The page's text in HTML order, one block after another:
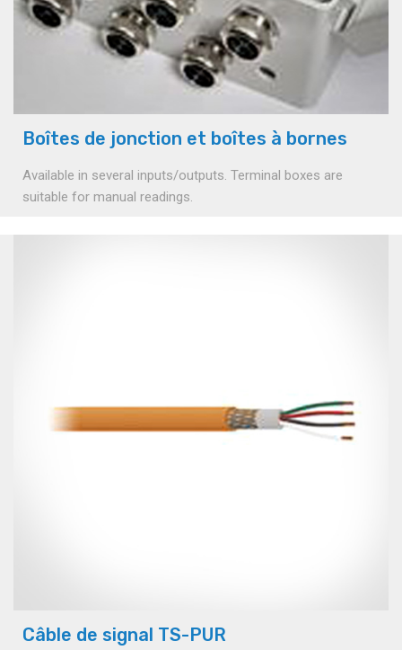
Boîtes de jonction et boîtes à bornes
Available in several inputs/outputs. Terminal boxes are
suitable for manual readings.
Câble de signal TS-PUR